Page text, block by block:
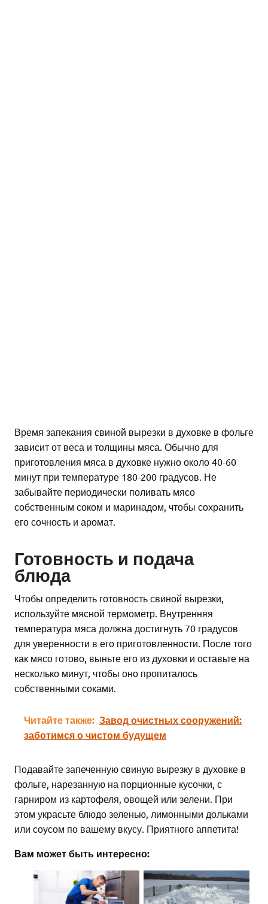
Время запекания свиной вырезки в духовке в фольге
зависит от веса и толщины мяса. Обычно для
приготовления мяса в духовке нужно около 40-60
минут при температуре 180-200 градусов. Не
забывайте периодически поливать мясо
собственным соком и маринадом, чтобы сохранить
его сочность и аромат.
Готовность и подача
блюда
Чтобы определить готовность свиной вырезки,
используйте мясной термометр. Внутренняя
температура мяса должна достигнуть 70 градусов
для уверенности в его приготовленности. После того
как мясо готово, выньте его из духовки и оставьте на
несколько минут, чтобы оно пропиталось
собственными соками.
Читайте также: Завод очистных сооружений:
заботимся о чистом будущем
Подавайте запеченную свиную вырезку в духовке в
фольге, нарезанную на порционные кусочки, с
гарниром из картофеля, овощей или зелени. При
этом украсьте блюдо зеленью, лимонными дольками
или соусом по вашему вкусу. Приятного аппетита!
Вам может быть интересно: